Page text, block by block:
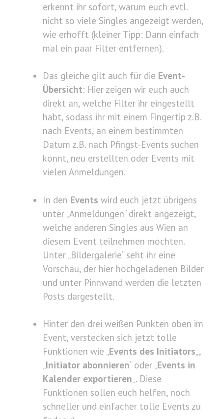
erkennt ihr sofort, warum euch evtl.
nicht so viele Singles angezeigt werden,
wie erhofft (kleiner Tipp: Dann einfach
mal ein paar Filter entfernen).
Das gleiche gilt auch für die Event-
Übersicht: Hier zeigen wir euch auch
direkt an, welche Filter ihr eingestellt
habt, sodass ihr mit einem Fingertip z.B.
nach Events, an einem bestimmten
Datum z.B. nach Pfingst-Events suchen
könnt, neu erstellten oder Events mit
vielen Anmeldungen.
In den Events wird euch jetzt übrigens
unter „Anmeldungen“ direkt angezeigt,
welche anderen Singles aus Wien an
diesem Event teilnehmen möchten.
Unter „Bildergalerie“ seht ihr eine
Vorschau, der hier hochgeladenen Bilder
und unter Pinnwand werden die letzten
Posts dargestellt.
Hinter den drei weißen Punkten oben im
Event, verstecken sich jetzt tolle
Funktionen wie „Events des Initiators„,
„Initiator abonnieren“ oder „Events in
Kalender exportieren„. Diese
Funktionen sollen euch helfen, noch
schneller und einfacher tolle Events zu